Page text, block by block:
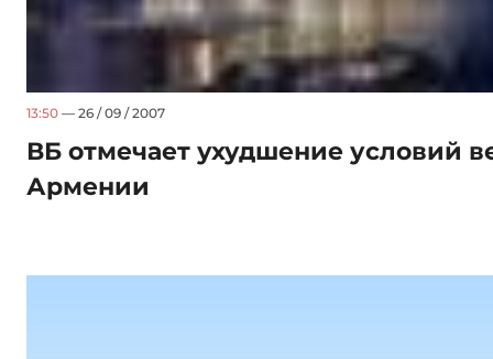
13:50 — 26 / 09 / 2007
ВБ отмечает ухудшение условий
Армении